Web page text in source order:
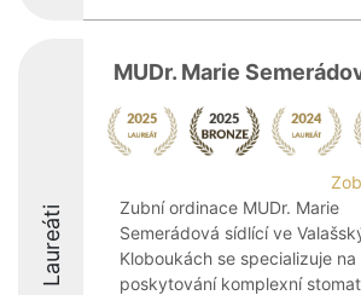
Laureáti
MUDr. Marie
Zubní ordinace MUDr. Marie
Semerádová sídlící ve
Kloboukách se specializuje na
poskytování komplexní